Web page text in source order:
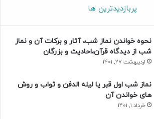
پربازدیدترین ها
نحوه خواندن نماز شب، آثار و برکات آن و نماز
شب از دیدگاه قرآن،احادیث و بزرگان
اردیبهشت 27, 1401
نماز شب اول قبر یا لیله الدفن و ثواب و روش
های خواندن آن
خرداد 1, 1401